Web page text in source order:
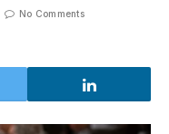
No Comments